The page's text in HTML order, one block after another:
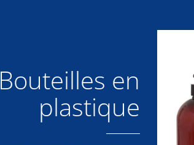
Bouteilles en
plastique